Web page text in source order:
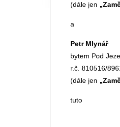
(dále jen
a
Petr Mlynář
bytem Pod
r.č. 810516/
(dále jen
tuto